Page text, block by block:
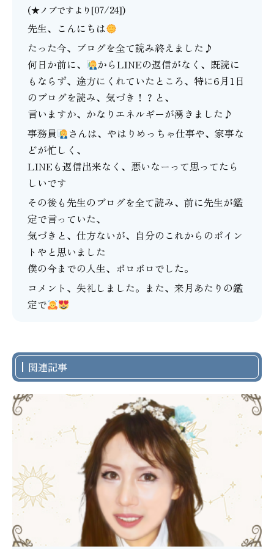
(★ノブですより[07/24])
先生、こんにちは
たった今、ブログを全て読み終えました♪
何日か前に、
からLINEの返信がなく、既読に
もならず、途方にくれていたところ、特に6月1日
のブログを読み、気づき！？と、
言いますか、かなりエネルギーが湧きました♪
事務員
さんは、やはりめっちゃ仕事や、家事な
どが忙しく、
LINEも返信出来なく、悪いなーって思ってたら
しいです
その後も先生のブログを全て読み、前に先生が鑑
定で言っていた、
気づきと、仕方ないが、自分のこれからのポイン
トやと思いました
僕の今までの人生、ボロボロでした。
コメント、失礼しました。また、来月あたりの鑑
定で
関連記事